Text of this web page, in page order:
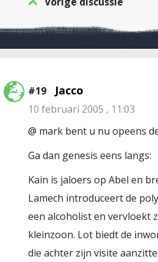
#19 Jacco
10 februari 2005 , 11:03
@ mark bent u nu opeens
Ga dan genesis eens langs:
Kain is jaloers op Abel en
Lamech introduceert de
een alcoholist en vervloekt
kleinzoon. Lot biedt de
die achter zijn visite